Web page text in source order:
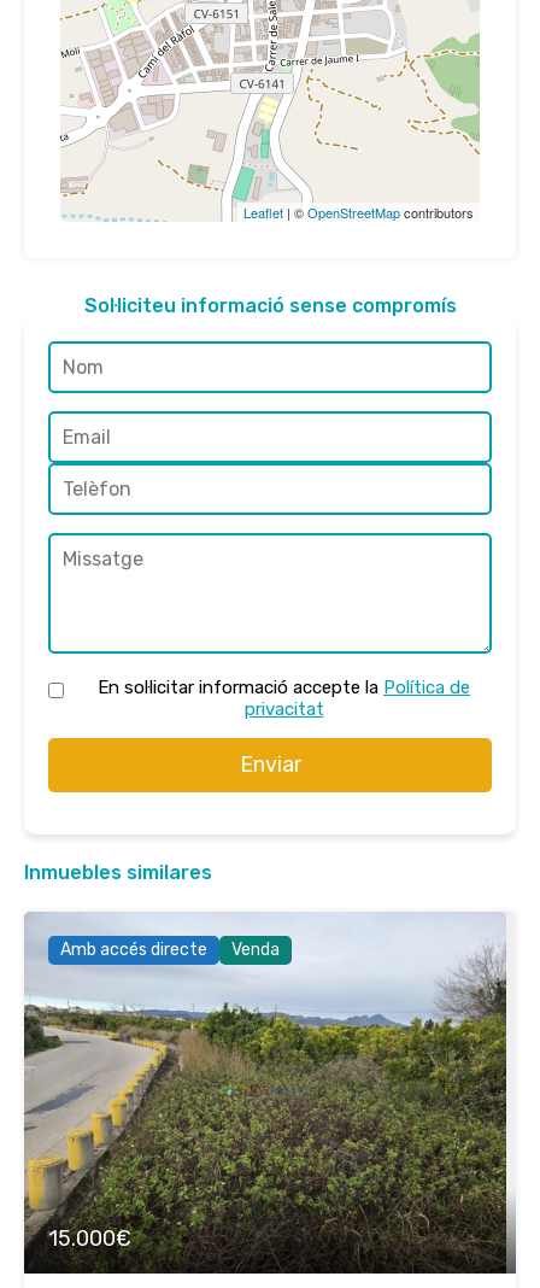
Leaflet | ©OpenStreetMapcontributors
Sol·liciteu informació sense compromís
En sol·licitar informació accepte la Política de
privacitat
Enviar
Inmuebles similares
Amb accés directe Venda
15.000€